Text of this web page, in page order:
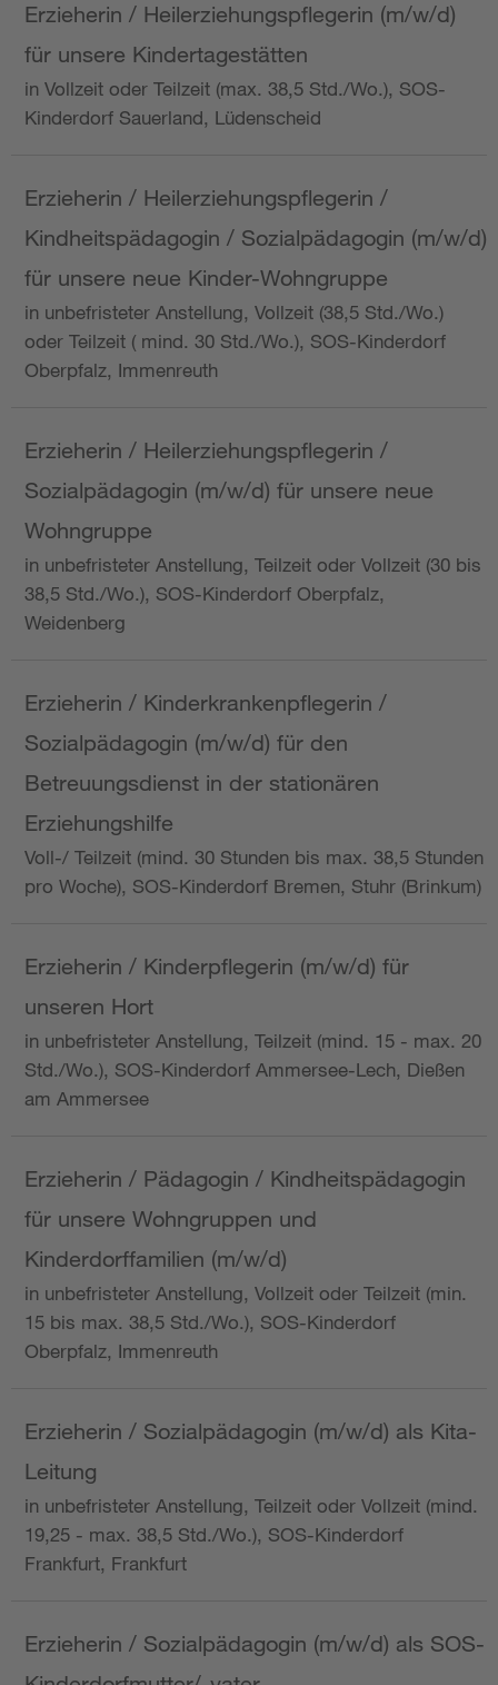
Erzieherin / Heilerziehungspflegerin (m/w/d)
für unsere Kindertagestätten
in Vollzeit oder Teilzeit (max. 38,5 Std./Wo.), SOS-
Kinderdorf Sauerland, Lüdenscheid
Erzieherin / Heilerziehungspflegerin /
Kindheitspädagogin / Sozialpädagogin (m/w/d)
für unsere neue Kinder-Wohngruppe
in unbefristeter Anstellung, Vollzeit (38,5 Std./Wo.)
oder Teilzeit ( mind. 30 Std./Wo.), SOS-Kinderdorf
Oberpfalz, Immenreuth
Erzieherin / Heilerziehungspflegerin /
Sozialpädagogin (m/w/d) für unsere neue
Wohngruppe
in unbefristeter Anstellung, Teilzeit oder Vollzeit (30 bis
38,5 Std./Wo.), SOS-Kinderdorf Oberpfalz,
Weidenberg
Erzieherin / Kinderkrankenpflegerin /
Sozialpädagogin (m/w/d) für den
Betreuungsdienst in der stationären
Erziehungshilfe
Voll-/ Teilzeit (mind. 30 Stunden bis max. 38,5 Stunden
pro Woche), SOS-Kinderdorf Bremen, Stuhr (Brinkum)
Erzieherin / Kinderpflegerin (m/w/d) für
unseren Hort
in unbefristeter Anstellung, Teilzeit (mind. 15 - max. 20
Std./Wo.), SOS-Kinderdorf Ammersee-Lech, Dießen
am Ammersee
Erzieherin / Pädagogin / Kindheitspädagogin
für unsere Wohngruppen und
Kinderdorffamilien (m/w/d)
in unbefristeter Anstellung, Vollzeit oder Teilzeit (min.
15 bis max. 38,5 Std./Wo.), SOS-Kinderdorf
Oberpfalz, Immenreuth
Erzieherin / Sozialpädagogin (m/w/d) als Kita-
Leitung
in unbefristeter Anstellung, Teilzeit oder Vollzeit (mind.
19,25 - max. 38,5 Std./Wo.), SOS-Kinderdorf
Frankfurt, Frankfurt
Erzieherin / Sozialpädagogin (m/w/d) als SOS-